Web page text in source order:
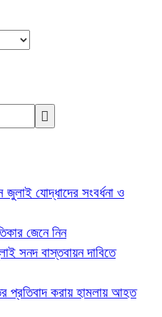
যোদ্ধাদের সংবর্ধনা ও
জেনে নিন
সনদ বাস্তবায়ন দাবিতে
প্রতিবাদ করায় হামলায় আহত